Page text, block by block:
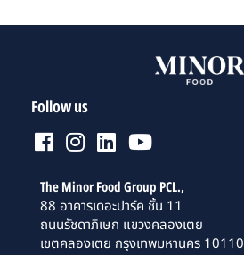
Follow us
The Minor Food Group PCL.,
88 อาคารเดอะปาร์ค ชั้น 11
ถนนรัชดาภิเษก แขวงคลองเตย
เขตคลองเตย กรุงเทพมหานคร 10110